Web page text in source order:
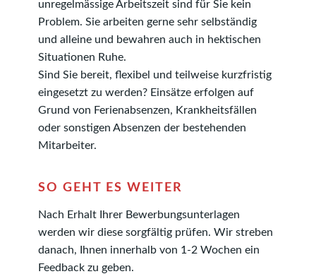
unregelmässige Arbeitszeit sind für Sie kein
Problem. Sie arbeiten gerne sehr selbständig
und alleine und bewahren auch in hektischen
Situationen Ruhe.
Sind Sie bereit, flexibel und teilweise kurzfristig
eingesetzt zu werden? Einsätze erfolgen auf
Grund von Ferienabsenzen, Krankheitsfällen
oder sonstigen Absenzen der bestehenden
Mitarbeiter.
SO GEHT ES WEITER
Nach Erhalt Ihrer Bewerbungsunterlagen
werden wir diese sorgfältig prüfen. Wir streben
danach, Ihnen innerhalb von 1-2 Wochen ein
Feedback zu geben.